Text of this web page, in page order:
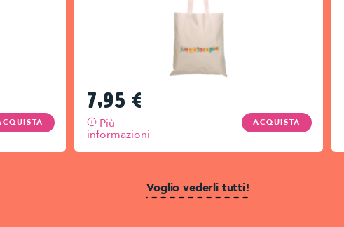
7,95 €
Più
informazioni
ACQUISTA
Voglio vederli tutti!